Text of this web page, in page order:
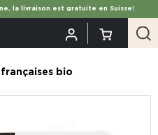
la livraison est gratuite en Suisse!
bio